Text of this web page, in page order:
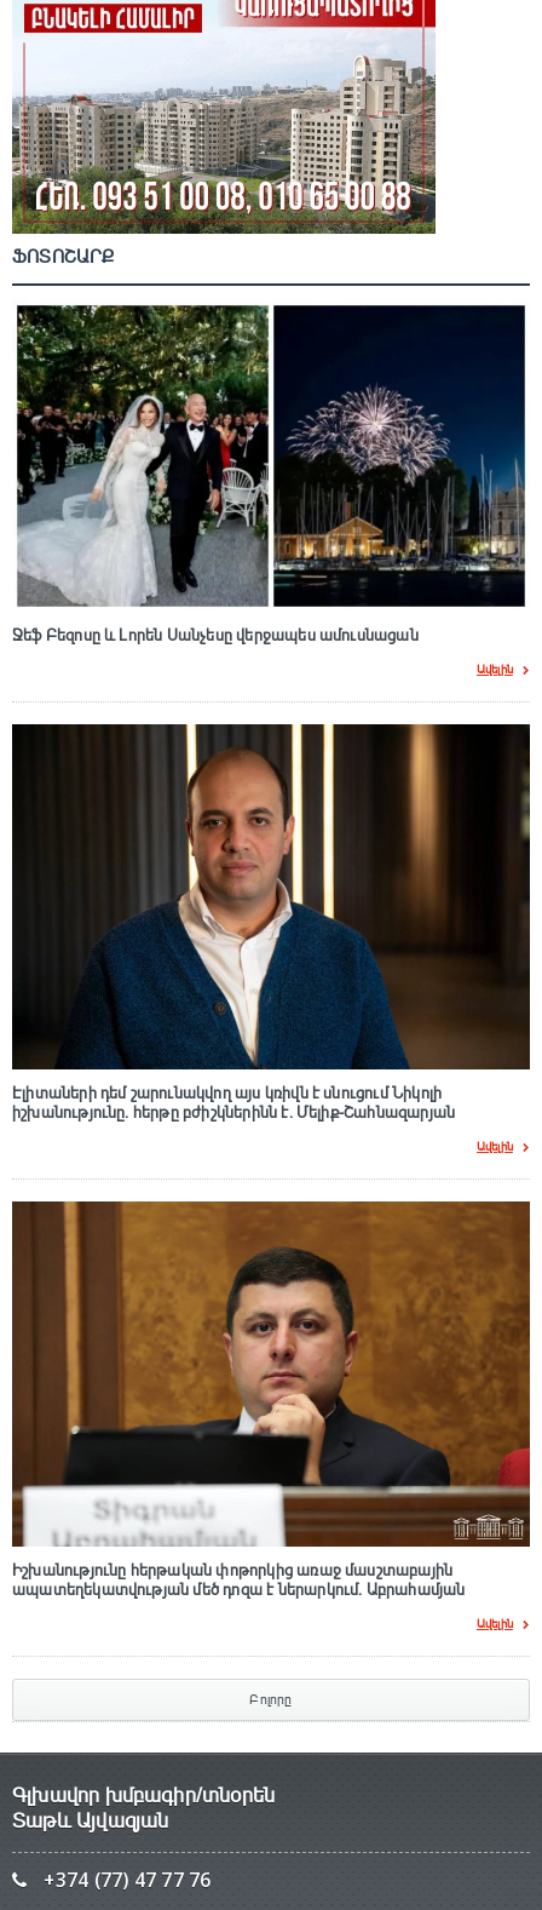
ՖՈՏՈՇԱՐՔ
Ջեֆ Բեզոսը և Լորեն Սանչեսը վերջապես ամուսնացան
Ավելին
Էլիտաների դեմ շարունակվող այս կռիվն է սնուցում Նիկոլի
իշխանությունը. հերթը բժիշկներինն է. Մելիք-Շահնազարյան
Ավելին
Իշխանությունը հերթական փոթորկից առաջ մասշտաբային
ապատեղեկատվության մեծ դnզա է ներարկում․ Աբրահամյան
Ավելին
Բոլորը
Գլխավոր խմբագիր/տնօրեն
Տաթև Այվազյան
+374 (77) 47 77 76